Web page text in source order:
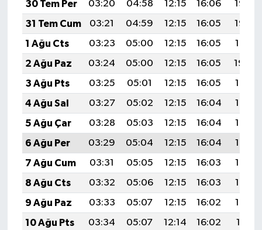
30 Tem Per
03:20 04:58 12:15 16:06
19:23
31 Tem Cum
03:21 04:59 12:15 16:05
19:22
1 Ağu Cts
03:23 05:00 12:15 16:05
19:21
2 Ağu Paz
03:24 05:00 12:15 16:05
19:20
3 Ağu Pts
03:25 05:01 12:15 16:05
19:19
4 Ağu Sal
03:27 05:02 12:15 16:04
19:18
5 Ağu Çar
03:28 05:03 12:15 16:04
19:17
6 Ağu Per
03:29 05:04 12:15 16:04
19:16
7 Ağu Cum
03:31 05:05 12:15 16:03
19:15
8 Ağu Cts
03:32 05:06 12:15 16:03
19:14
9 Ağu Paz
03:33 05:07 12:15 16:02
19:13
10 Ağu Pts
03:34 05:07 12:14 16:02
19:11